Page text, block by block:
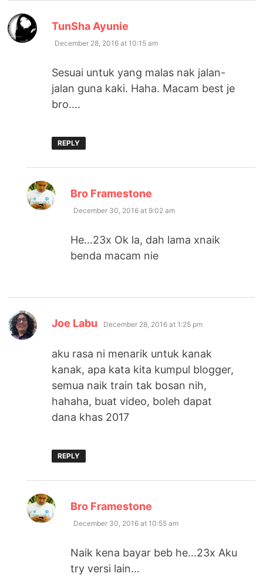
TunSha Ayunie
December 28, 2016 at 10:15 am
Sesuai untuk yang malas nak jalan-
jalan guna kaki. Haha. Macam best je
bro….
REPLY
Bro Framestone
December 30, 2016 at 9:02 am
He…23x Ok la, dah lama xnaik
benda macam nie
Joe Labu says:
December 28, 2016 at 1:25 pm
aku rasa ni menarik untuk kanak
kanak, apa kata kita kumpul blogger,
semua naik train tak bosan nih,
hahaha, buat video, boleh dapat
dana khas 2017
REPLY
Bro Framestone
December 30, 2016 at 10:55 am
Naik kena bayar beb he…23x Aku
try versi lain…